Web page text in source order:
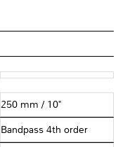
250 mm / 10"
Bandpass 4th order